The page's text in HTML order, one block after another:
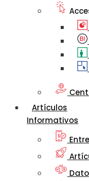
Artículos
Informativos